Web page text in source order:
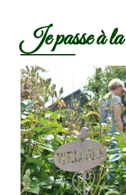
Je passe à